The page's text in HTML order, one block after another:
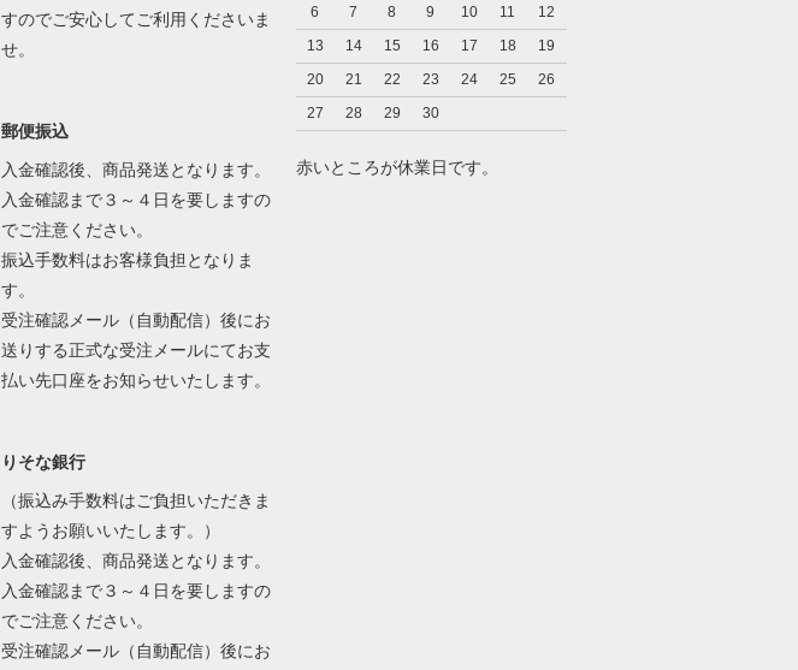
すのでご安心してご利用くださいま
せ。
郵便振込
入金確認後、商品発送となります。
入金確認まで３～４日を要しますの
でご注意ください。
振込手数料はお客様負担となりま
す。
受注確認メール（自動配信）後にお
送りする正式な受注メールにてお支
払い先口座をお知らせいたします。
りそな銀行
（振込み手数料はご負担いただきま
すようお願いいたします。）
入金確認後、商品発送となります。
入金確認まで３～４日を要しますの
でご注意ください。
受注確認メール（自動配信）後にお
6
7 8 9 10 11
12
13
14 15 16 17 18
19
20
21 22 23 24 25
26
27
28 29 30
赤いところが休業日です。